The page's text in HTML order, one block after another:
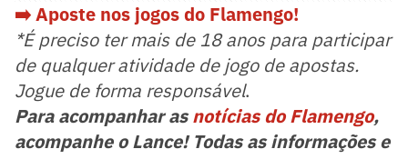
➡️ Aposte nos jogos do Flamengo!
*É preciso ter mais de 18 anos para participar
de qualquer atividade de jogo de apostas.
Jogue de forma responsável.
Para acompanhar asnotícias do Flamengo,
acompanhe o Lance! Todas as informações e